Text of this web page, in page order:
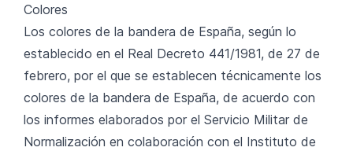
Colores
Los colores de la bandera de España, según lo
establecido en el Real Decreto 441/1981, de 27 de
febrero, por el que se establecen técnicamente los
colores de la bandera de España, de acuerdo con
los informes elaborados por el Servicio Militar de
Normalización en colaboración con el Instituto de